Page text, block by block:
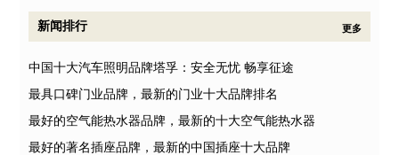
新闻排行 更多
中国十大汽车照明品牌塔孚：安全无忧 畅享征途
最具口碑门业品牌，最新的门业十大品牌排名
最好的空气能热水器品牌，最新的十大空气能热水器
最好的著名插座品牌，最新的中国插座十大品牌